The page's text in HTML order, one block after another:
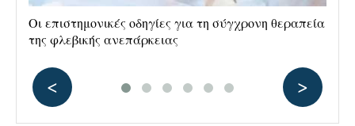
Οι επιστημονικές οδηγίες για τη σύγχρονη θεραπεία
της φλεβικής ανεπάρκειας
< >